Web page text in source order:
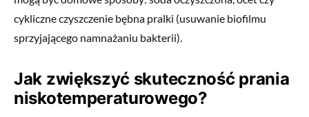
cykliczne czyszczenie bębna pralki (usuwanie biofilmu
sprzyjającego namnażaniu bakterii).
Jak zwiększyć skuteczność prania
niskotemperaturowego?